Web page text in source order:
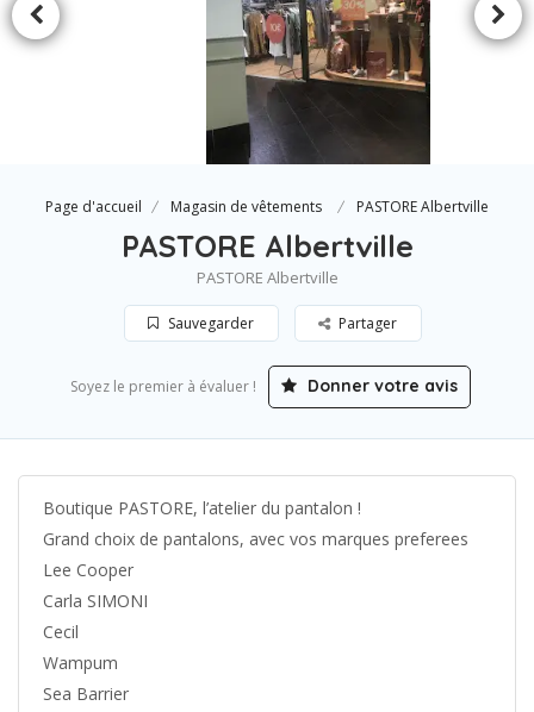
Page d'accueil Magasin de vêtements PASTORE Albertville
PASTORE Albertville
PASTORE Albertville
Sauvegarder Partager
Soyez le premier à évaluer ! Donner votre avis
Boutique PASTORE, l’atelier du pantalon !
Grand choix de pantalons, avec vos marques preferees
Lee Cooper
Carla SIMONI
Cecil
Wampum
Sea Barrier